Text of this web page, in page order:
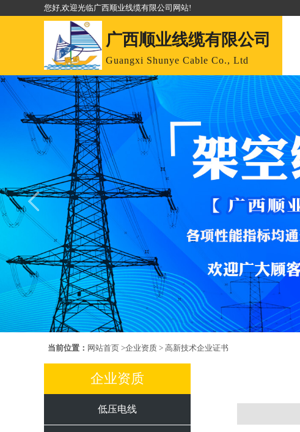
您好,欢迎光临广西顺业线缆有限公司网站!
广西顺业线缆有限公司
Guangxi Shunye Cable Co., Ltd
当前位置： 网站首页 >企业资质 > 高新技术企业证书
企业资质
低压电线